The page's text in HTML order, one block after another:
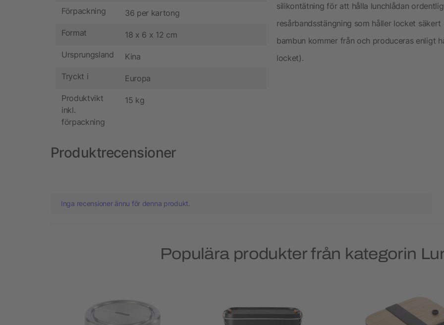
Förpackning 36 per kartong
Format 18 x 6 x 12 cm
Ursprungsland Kina
Tryckt i Europa
Produktvikt
inkl.
förpackning
15 kg
silikontätning för att hålla lunchlådan
resårbandsstängning som håller locket
bambun kommer från och produceras enligt
locket).
Produktrecensioner
Inga recensioner ännu för denna produkt.
Populära produkter från kategorin